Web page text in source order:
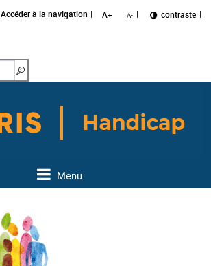
Accéder à la navigation A+ A- Changer le
contraste
Menu